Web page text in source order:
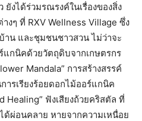
งได้ร่วมรณรงค์ในเรื่องของสิ่ง
งๆ ที่ RXV Wellness Village ซึ่ง
าน และชุมชนชาวสวน ไม่ว่าจะ
แกนิคด้วยวัตถุดิบจากเกษตรกร
Mandala” การสร้างสรรค์
ารเรียงร้อยดอกไม้ออร์แกนิค
Healing” ฟังเสียงถ้วยคริสตัล ที่
ด้ผ่อนคลาย หายจากความเหนื่อย